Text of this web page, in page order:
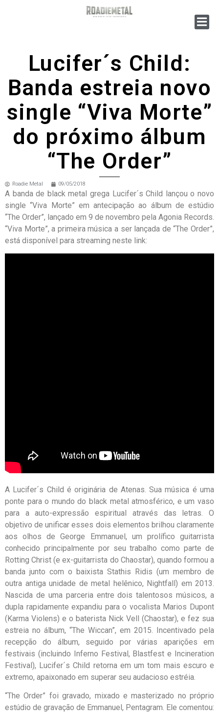
Lucifer´s Child:
Banda estreia novo
single “Viva Morte”
do próximo álbum
“The Order”
Roadie Metal 09/05/2018
A banda de black metal grega Lucifer´s Child lançou o novo
single “Viva Morte” em antecipação ao álbum de estúdio
“The Order”, lançado em 9 de novembro pela Agonia Records.
“Viva Morte”, a primeira música a ser lançada de “The Order”,
está disponível para streaming neste link:
A Lucifer´s Child é originária de Atenas. Sua música é uma
ponte para o mundo do black metal atmosférico, e um vaso
para a auto-expressão espiritual através das letras. O
objetivo de unificar esses dois elementos brilhou claramente
aos olhos de George Emmanuel, um prolífico guitarrista
conhecido principalmente por seu trabalho como parte de
Rotting Christ (e ex-guitarrista do Chaostar), quando formou a
banda junto com o baixista Stathis Ridis (um membro de
outra antiga unidade de metal helênico, Nightfall) em 2013.
Nascida de uma parceria entre dois talentosos músicos, a
dupla rapidamente expandiu para o vocalista Marios Dupont
(Karma Violens) e o baterista Nick Vell (Chaostar), e fez sua
estreia no álbum, “The Wiccan”, em 2015. Incentivado pela
recepção do álbum, seguido por várias aparições em
festivais (incluindo Inferno Festival, Blastfest e Incineration
Festival), Lucifer´s Child retorna em um tom mais escuro e
extremo, apaixonado em superar seu audacioso estréia.
“The Order” foi gravado, mixado e masterizado no próprio
estúdio de gravação de Emmanuel, Pentagram. Ele comentou: